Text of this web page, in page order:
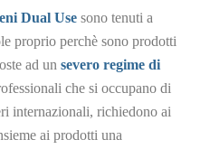
Dual Use sono tenuti a
proprio perchè sono prodotti
ad un severo regime di
che si occupano di
internazionali, richiedono ai
ai prodotti una